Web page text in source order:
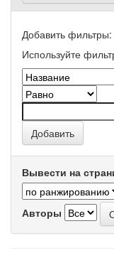
Добавить фильтры:
Используйте
Вывести на
Авторы